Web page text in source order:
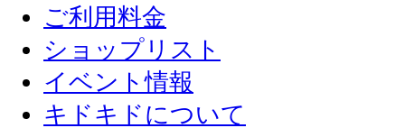
ご利用料金
ショップリスト
イベント情報
キドキドについて